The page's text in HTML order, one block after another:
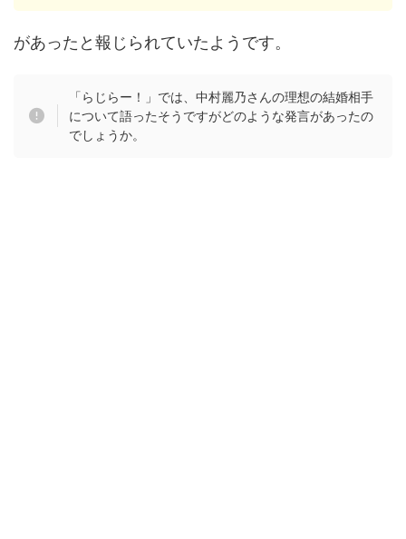
があったと報じられていたようです。
「らじらー！」では、中村麗乃さんの理想の結婚相手
について語ったそうですがどのような発言があったの
でしょうか。